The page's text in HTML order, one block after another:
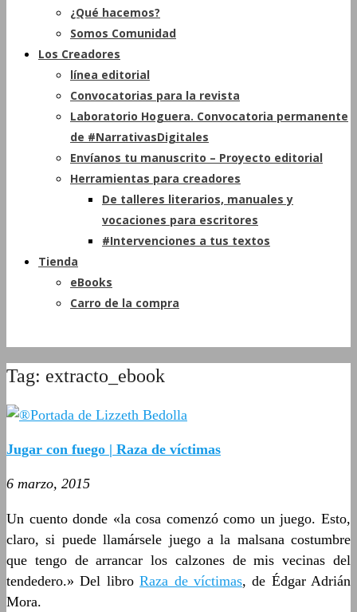
¿Qué hacemos?
Somos Comunidad
Los Creadores
línea editorial
Convocatorias para la revista
Laboratorio Hoguera. Convocatoria permanente
de #NarrativasDigitales
Envíanos tu manuscrito – Proyecto editorial
Herramientas para creadores
De talleres literarios, manuales y
vocaciones para escritores
#Intervenciones a tus textos
Tienda
eBooks
Carro de la compra
Tag: extracto_ebook
Jugar con fuego | Raza de víctimas
6 marzo, 2015
Un cuento donde «la cosa comenzó como un juego. Esto,
claro, si puede llamársele juego a la malsana costumbre
que tengo de arrancar los calzones de mis vecinas del
tendedero.» Del libroRaza de víctimas, de Édgar Adrián
Mora.